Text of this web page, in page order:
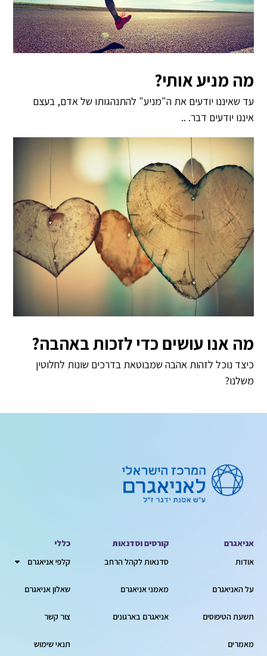
מה מניע אותי?
עד שאיננו יודעים את ה"מניע" להתנהגותו של אדם, בעצם
איננו יודעים דבר. ..
מה אנו עושים כדי לזכות באהבה?
כיצד נוכל לזהות אהבה שמבוטאת בדרכים שונות לחלוטין
משלנו?
אניאגרם
אודות
על האניאגרם
תשעת הטיפוסים
מאמרים
קורסים וסדנאות
סדנאות לקהל הרחב
מאמני אניאגרם
אניאגרם בארגונים
כללי
קלפי אניאגרם
שאלון אניאגרם
צור קשר
תנאי שימוש